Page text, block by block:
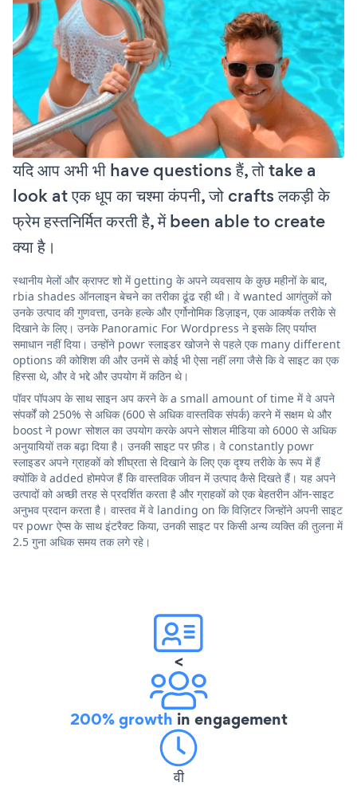
यदि आप अभी भी have questions हैं, तो take a
look at एक धूप का चश्मा कंपनी, जो crafts लकड़ी के
फ्रेम हस्तनिर्मित करती है, में been able to create
क्या है।
स्थानीय मेलों और क्राफ्ट शो में getting के अपने व्यवसाय के कुछ महीनों के बाद,
rbia shades ऑनलाइन बेचने का तरीका ढूंढ रही थी। वे wanted आगंतुकों को
उनके उत्पाद की गुणवत्ता, उनके हल्के और एर्गोनोमिक डिज़ाइन, एक आकर्षक तरीके से
दिखाने के लिए। उनके Panoramic For Wordpress ने इसके लिए पर्याप्त
समाधान नहीं दिया। उन्होंने powr स्लाइडर खोजने से पहले एक many different
options की कोशिश की और उनमें से कोई भी ऐसा नहीं लगा जैसे कि वे साइट का एक
हिस्सा थे, और वे भद्दे और उपयोग में कठिन थे।
पॉवर पॉपअप के साथ साइन अप करने के a small amount of time में वे अपने
संपर्कों को 250% से अधिक (600 से अधिक वास्तविक संपर्क) करने में सक्षम थे और
boost ने powr सोशल का उपयोग करके अपने सोशल मीडिया को 6000 से अधिक
अनुयायियों तक बढ़ा दिया है। उनकी साइट पर फ़ीड। वे constantly powr
स्लाइडर अपने ग्राहकों को शीघ्रता से दिखाने के लिए एक दृश्य तरीके के रूप में हैं
क्योंकि वे added होमपेज हैं कि वास्तविक जीवन में उत्पाद कैसे दिखते हैं। यह अपने
उत्पादों को अच्छी तरह से प्रदर्शित करता है और ग्राहकों को एक बेहतरीन ऑन-साइट
अनुभव प्रदान करता है। वास्तव में वे landing on कि विज़िटर जिन्होंने अपनी साइट
पर powr ऐप्स के साथ इंटरैक्ट किया, उनकी साइट पर किसी अन्य व्यक्ति की तुलना में
2.5 गुना अधिक समय तक लगे रहे।
<
200% growth in engagement
वी